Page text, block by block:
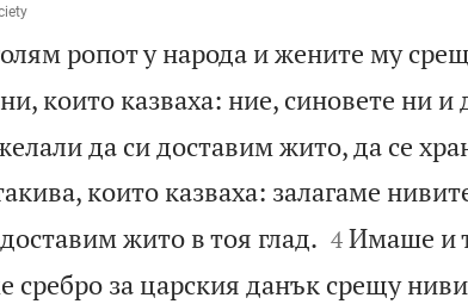
ропот у народа и жените му
които казваха: ние, синовете ни
да си доставим жито, да се
които казваха: залагаме
жито в тоя глад.
4 Имаше и
сребро за царския данък срещу